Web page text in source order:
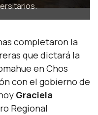
completaron la
que dictará la
en Chos
con el gobierno de
Graciela
Regional